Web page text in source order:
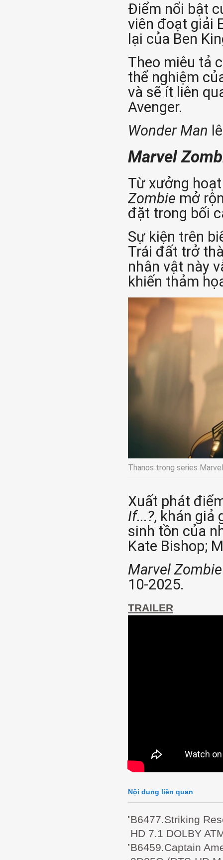
Điểm nổi bật
viên đoạt giải
lại của Ben
Theo miêu tả
thể nghiệm
và sẽ ít liên
Avenger.
Wonder Man
Marvel
Từ xưởng
Zombie mở
đặt trong bối
Sự kiện trên
Trái đất trở
nhân vật này
khiến thảm
Thanos trong series
Xuất phát
If...?, khán giả
sinh tồn của
Kate Bishop;
Marvel Zombie
10-2025.
TRAILER
Nội dung liên quan
B6477.Striking
HD 7.1 DOLBY
B6459.Captain